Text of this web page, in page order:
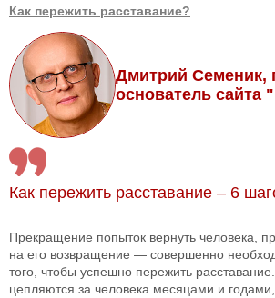
Как пережить расставание?
Дмитрий Семеник,
основатель сайта
Как пережить расставание – 6
Прекращение попыток вернуть человека,
на его возвращение — совершенно
того, чтобы успешно пережить
цепляются за человека месяцами и